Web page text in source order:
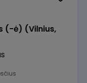
(-ė) (Vilnius,